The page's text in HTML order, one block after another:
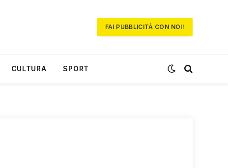
FAI PUBBLICITÀ CON NOI!
CULTURA SPORT